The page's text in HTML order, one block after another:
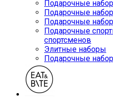
Подарочные
Подарочные
Подарочные
Подарочные
спортсменов
Элитные наборы
Подарочные